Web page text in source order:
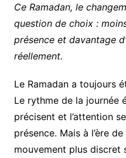
Ce Ramadan, le
question de choix :
présence et davantage
réellement.
Le Ramadan a toujours
Le rythme de la journée
précisent et l’attention
présence. Mais à l’ère
mouvement plus discret